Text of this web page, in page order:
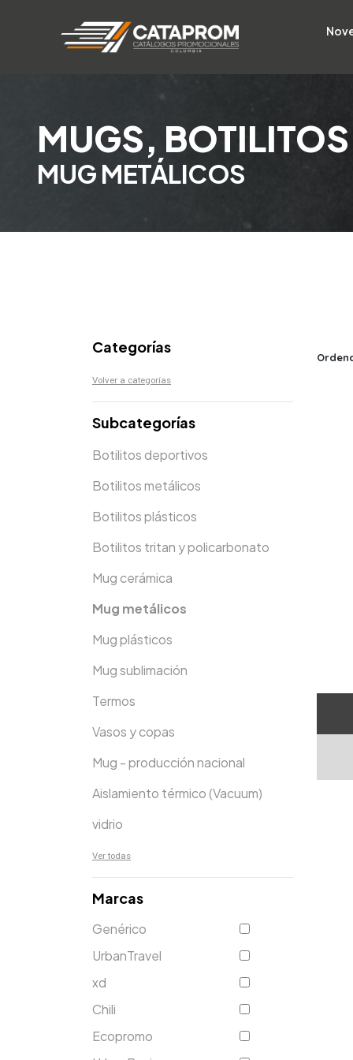
MUGS,
MUG METÁLICOS
Categorías
Volver a categorías
Subcategorías
Botilitos deportivos
Botilitos metálicos
Botilitos plásticos
Botilitos tritan y policarbonato
Mug cerámica
Mug metálicos
Mug plásticos
Mug sublimación
Termos
Vasos y copas
Mug - producción nacional
Aislamiento térmico (Vacuum)
vidrio
Ver todas
Marcas
Genérico
UrbanTravel
xd
Chili
Ecopromo